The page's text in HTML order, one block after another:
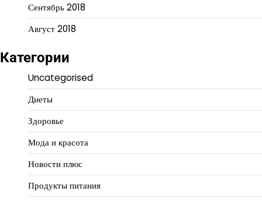
Сентябрь 2018
Август 2018
Категории
Uncategorised
Диеты
Здоровье
Мода и красота
Новости плюс
Продукты питания